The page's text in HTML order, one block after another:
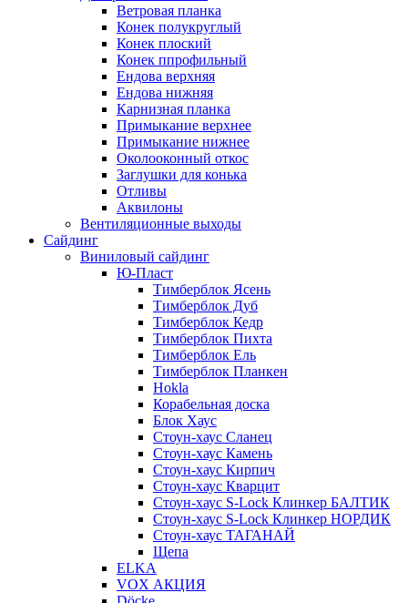
Ветровая планка
Конек полукруглый
Конек плоский
Конек ппрофильный
Ендова верхняя
Ендова нижняя
Карнизная планка
Примыкание верхнее
Примыкание нижнее
Околооконный откос
Заглушки для конька
Отливы
Аквилоны
Вентиляционные выходы
Сайдинг
Виниловый сайдинг
Ю-Пласт
Тимберблок Ясень
Тимберблок Дуб
Тимберблок Кедр
Тимберблок Пихта
Тимберблок Ель
Тимберблок Планкен
Hokla
Корабельная доска
Блок Хаус
Стоун-хаус Сланец
Стоун-хаус Камень
Стоун-хаус Кирпич
Стоун-хаус Кварцит
Стоун-хаус S-Lock Клинкер БАЛТИК
Стоун-хаус S-Lock Клинкер НОРДИК
Стоун-хаус ТАГАНАЙ
Щепа
ELKA
VOX АКЦИЯ